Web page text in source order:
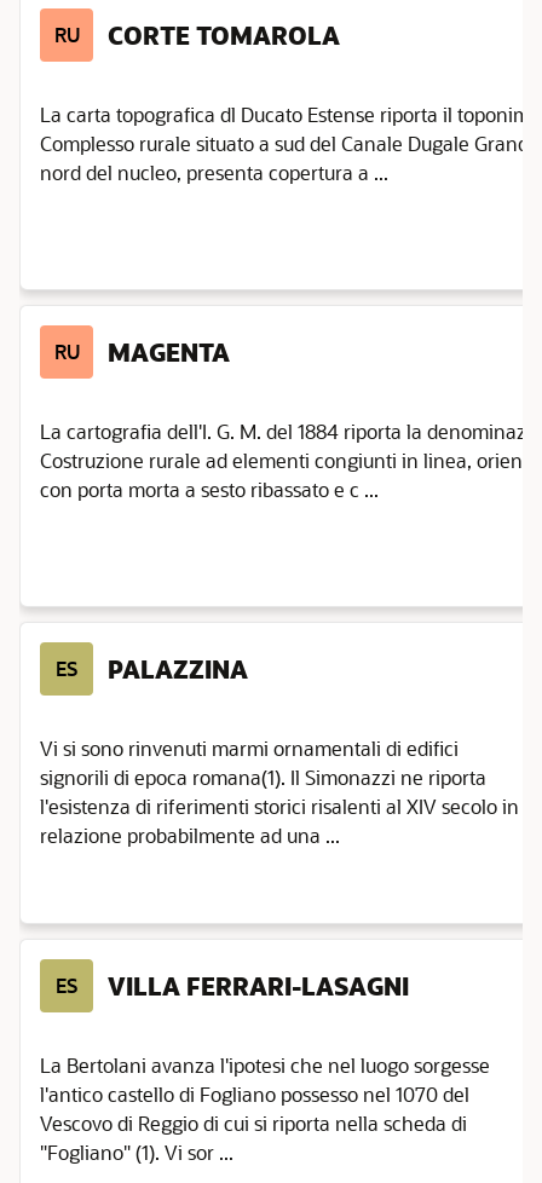
RU CORTE TOMAROLA
La carta topografica dl Ducato Estense riporta il
Complesso rurale situato a sud del Canale Dugale
nord del nucleo, presenta copertura a ...
RU MAGENTA
La cartografia dell'I. G. M. del 1884 riporta la
Costruzione rurale ad elementi congiunti in linea,
con porta morta a sesto ribassato e c ...
ES PALAZZINA
Vi si sono rinvenuti marmi ornamentali di edifici
signorili di epoca romana(1). Il Simonazzi ne riporta
l'esistenza di riferimenti storici risalenti al XIV secolo in
relazione probabilmente ad una ...
ES VILLA FERRARI-LASAGNI
La Bertolani avanza l'ipotesi che nel luogo sorgesse
l'antico castello di Fogliano possesso nel 1070 del
Vescovo di Reggio di cui si riporta nella scheda di
"Fogliano" (1). Vi sor ...